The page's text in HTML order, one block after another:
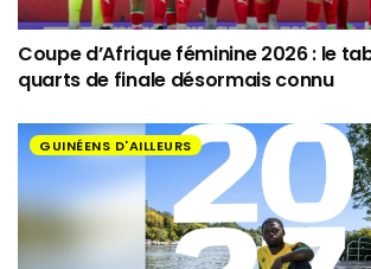
Coupe d’Afrique féminine 2026 : le
quarts de finale désormais connu
GUINÉENS D'AILLEURS